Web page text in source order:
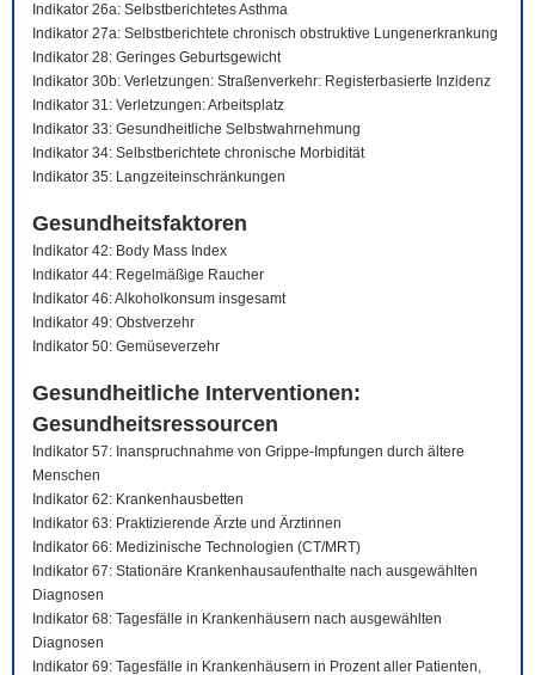
Indikator 26a: Selbstberichtetes Asthma
Indikator 27a: Selbstberichtete chronisch obstruktive Lungenerkrankung
Indikator 28: Geringes Geburtsgewicht
Indikator 30b: Verletzungen: Straßenverkehr: Registerbasierte Inzidenz
Indikator 31: Verletzungen: Arbeitsplatz
Indikator 33: Gesundheitliche Selbstwahrnehmung
Indikator 34: Selbstberichtete chronische Morbidität
Indikator 35: Langzeiteinschränkungen
Gesundheitsfaktoren
Indikator 42: Body Mass Index
Indikator 44: Regelmäßige Raucher
Indikator 46: Alkoholkonsum insgesamt
Indikator 49: Obstverzehr
Indikator 50: Gemüseverzehr
Gesundheitliche Interventionen:
Gesundheitsressourcen
Indikator 57: Inanspruchnahme von Grippe-Impfungen durch ältere
Menschen
Indikator 62: Krankenhausbetten
Indikator 63: Praktizierende Ärzte und Ärztinnen
Indikator 66: Medizinische Technologien (CT/MRT)
Indikator 67: Stationäre Krankenhausaufenthalte nach ausgewählten
Diagnosen
Indikator 68: Tagesfälle in Krankenhäusern nach ausgewählten
Diagnosen
Indikator 69: Tagesfälle in Krankenhäusern in Prozent aller Patienten,